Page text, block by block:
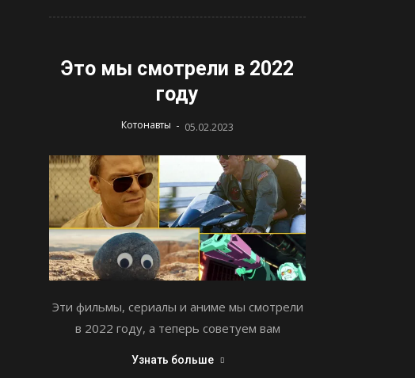
Это мы смотрели в 2022
году
Котонавты - 05.02.2023
Эти фильмы, сериалы и аниме мы смотрели
в 2022 году, а теперь советуем вам
Узнать больше